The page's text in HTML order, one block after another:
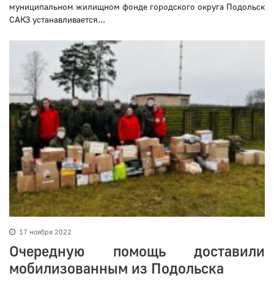
муниципальном жилищном фонде городского округа Подольск
САКЗ устанавливается...
17 ноября 2022
Очередную помощь доставили
мобилизованным из Подольска